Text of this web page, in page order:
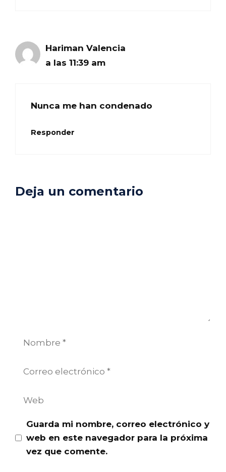
Hariman Valencia
a las 11:39 am
Nunca me han condenado
Responder
Deja un comentario
Nombre
Guarda mi nombre, correo electrónico y
web en este navegador para la próxima
vez que comente.